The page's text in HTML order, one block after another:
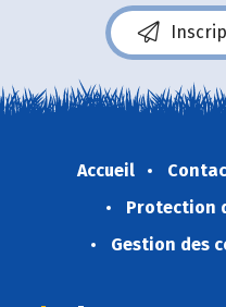
Accueil
Protection
Gestion des